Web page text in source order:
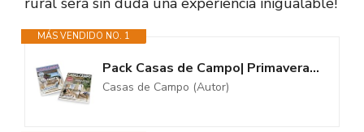
MÁS VENDIDO NO. 1
Pack Casas de Campo| Primavera/Verano (Decoración)
Casas de Campo (Autor)